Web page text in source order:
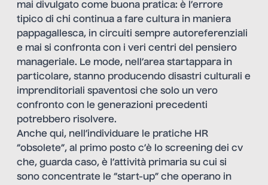
mai divulgato come buona pratica: è l’errore
tipico di chi continua a fare cultura in maniera
pappagallesca, in circuiti sempre autoreferenziali
e mai si confronta con i veri centri del pensiero
manageriale. Le mode, nell’area startappara in
particolare, stanno producendo disastri culturali e
imprenditoriali spaventosi che solo un vero
confronto con le generazioni precedenti
potrebbero risolvere.
Anche qui, nell’individuare le pratiche HR
“obsolete”, al primo posto c’è lo screening dei cv
che, guarda caso, è l’attività primaria su cui si
sono concentrate le “start-up” che operano in